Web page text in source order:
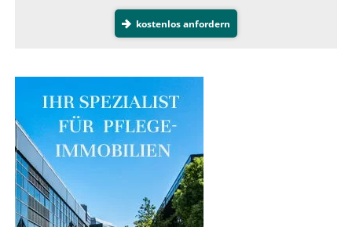
kostenlos anfordern